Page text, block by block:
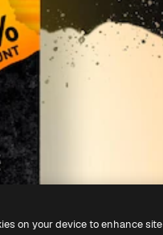
on your device to enhance site